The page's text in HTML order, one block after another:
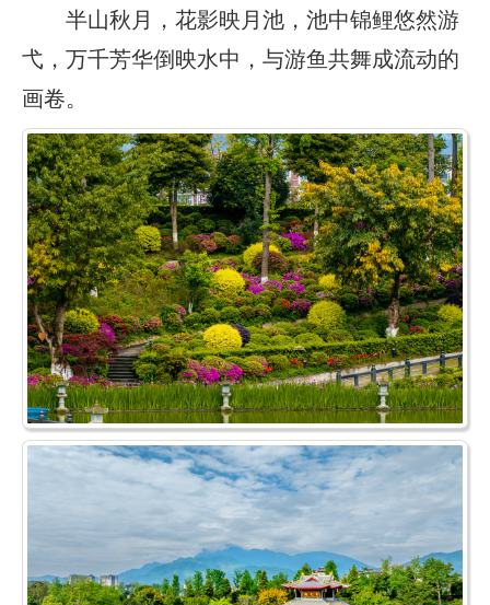
半山秋月，花影映月池，池中锦鲤悠然游
弋，万千芳华倒映水中，与游鱼共舞成流动的
画卷。